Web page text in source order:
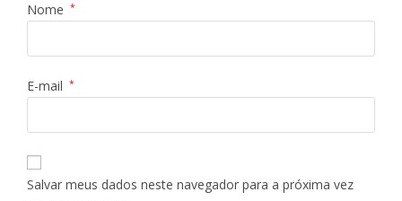
Nome *
E-mail *
Salvar meus dados neste navegador para a próxima vez